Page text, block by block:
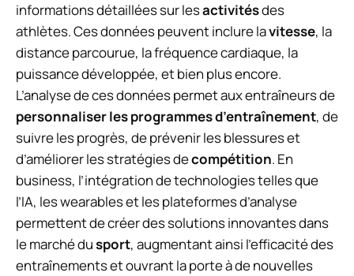
informations détaillées sur lesactivitésdes
athlètes. Ces données peuvent inclure lavitesse, la
distance parcourue, la fréquence cardiaque, la
puissance développée, et bien plus encore.
L’analyse de ces données permet aux entraîneurs de
personnaliser les programmes d’entraînement, de
suivre les progrès, de prévenir les blessures et
d’améliorer les stratégies decompétition. En
business, l’intégration de technologies telles que
l’IA, les wearables et les plateformes d’analyse
permettent de créer des solutions innovantes dans
le marché dusport, augmentant ainsi l’efficacité des
entraînements et ouvrant la porte à de nouvelles